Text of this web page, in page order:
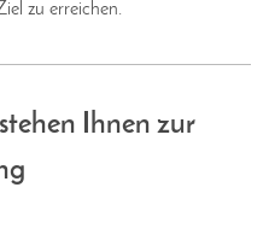
zu erreichen.
Ihnen zur